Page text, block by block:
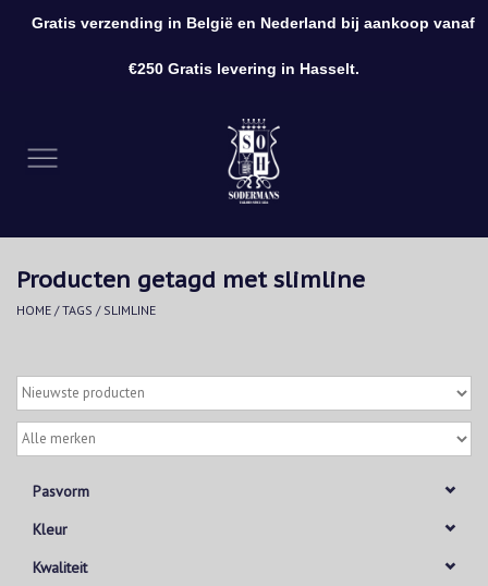
Kleding
Accessoires
Producten getagd met slimline
HOME /TAGS / SLIMLINE
Pasvorm
Kleur
Kwaliteit
Gratis verzending in België en Nederland bij aankoop vanaf
€250 Gratis levering in Hasselt.